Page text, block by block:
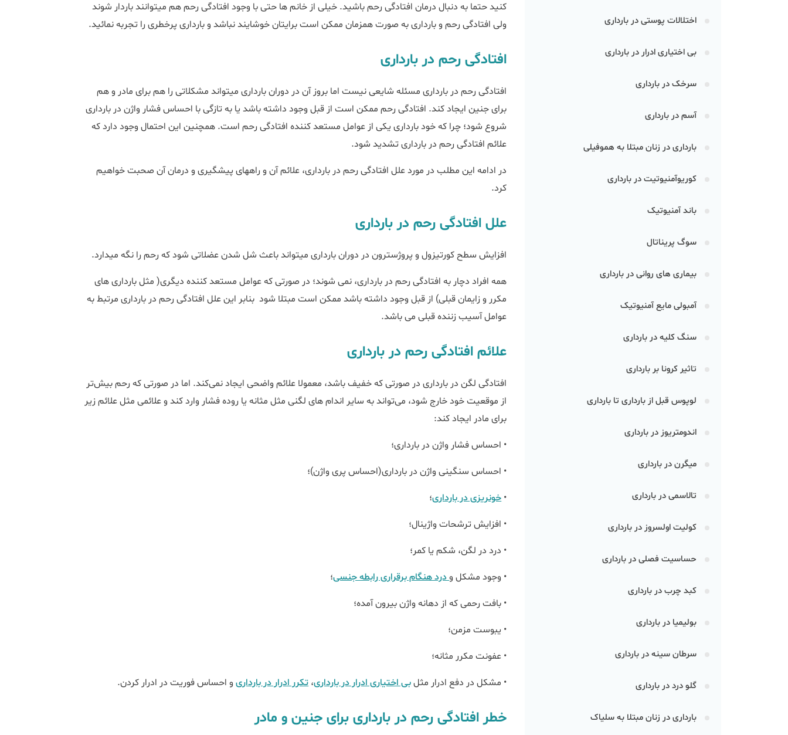
اختلالات پوستی در بارداری
بی اختیاری ادرار در بارداری
سرخک در بارداری
آسم در بارداری
بارداری در زنان مبتلا به هموفیلی
کوریوآمنیوتیت در بارداری
باند آمنیوتیک
سوگ پریناتال
بیماری‌ های روانی در بارداری
آمبولی مایع آمنیوتیک
سنگ کلیه در بارداری
تاثیر کرونا بر بارداری
لوپوس قبل از بارداری تا بارداری
اندومتریوز در بارداری
میگرن در بارداری
تالاسمی در بارداری
کولیت اولسروز در بارداری
حساسیت فصلی در بارداری
کبد چرب در بارداری
بولیمیا در بارداری
سرطان سینه در بارداری
گلو درد در بارداری
بارداری در زنان مبتلا به سلیاک
کنید حتما به دنبال درمان افتادگی رحم باشید. خیلی از خانم ها حتی با وجود افتادگی رحم هم می‎توانند باردار شوند
ولی افتادگی رحم و بارداری به صورت همزمان ممکن است برایتان خوشایند نباشد و بارداری پرخطری را تجربه نمائید.
افتادگی رحم در بارداری
افتادگی رحم در بارداری مسئله شایعی نیست اما بروز آن در دوران بارداری می‎تواند مشکلاتی را هم برای مادر و هم
برای جنین ایجاد کند. افتادگی رحم ممکن است از قبل وجود داشته باشد یا به تازگی با احساس فشار واژن در بارداری
شروع شود؛ چرا که خود بارداری یکی از عوامل مستعد کننده افتادگی رحم است. همچنین این احتمال وجود دارد که
علائم افتادگی رحم در بارداری تشدید شود.
در ادامه این مطلب در مورد علل افتادگی رحم در بارداری، علائم آن و راه‎های پیش‎گیری و درمان آن صحبت خواهیم
کرد.
علل افتادگی رحم در بارداری
افزایش سطح کورتیزول و پروژسترون در دوران بارداری می‎تواند باعث شل شدن عضلاتی شود که رحم را نگه می‎دارد.
همه افراد دچار به افتادگی رحم در بارداری، نمی شوند؛ در صورتی که عوامل مستعد کننده دیگری( مثل بارداری های
مکرر و زایمان قبلی) از قبل وجود داشته باشد ممکن است مبتلا شود بنابر این علل افتادگی رحم در بارداری مرتبط به
عوامل آسیب زننده قبلی می باشد.
علائم افتادگی رحم در بارداری
افتادگی لگن در بارداری در صورتی که خفیف باشد، معمولا علائم واضحی ایجاد نمی‌کند. اما در صورتی که رحم بیش‌تر
از موقعیت خود خارج ‌شود، می‌تواند به سایر اندام های لگنی مثل مثانه یا روده فشار وارد کند و علائمی مثل علائم زیر
برای مادر ایجاد کند:
• احساس فشار واژن در بارداری؛
• احساس سنگینی واژن در بارداری(احساس پری واژن)؛
•خونریزی در بارداری؛
• افزایش ترشحات واژینال؛
• درد در لگن، شکم یا کمر؛
• وجود مشکل ودرد هنگام برقراری رابطه جنسی؛
• بافت رحمی که از دهانه واژن بیرون آمده؛
• یبوست مزمن؛
• عفونت مکرر مثانه؛
• مشکل در دفع ادرار مثلبی اختیاری ادرار در بارداری،تکرر ادرار در بارداریو احساس فوریت در ادرار کردن.
خطر افتادگی رحم در بارداری برای جنین و مادر